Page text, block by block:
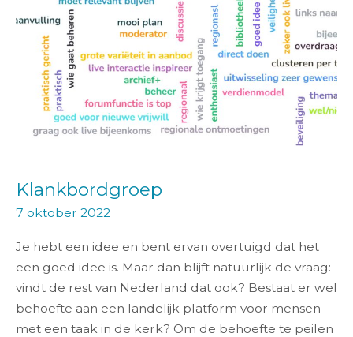
Klankbordgroep
7 oktober 2022
Je hebt een idee en bent ervan overtuigd dat het
een goed idee is. Maar dan blijft natuurlijk de vraag:
vindt de rest van Nederland dat ook? Bestaat er wel
behoefte aan een landelijk platform voor mensen
met een taak in de kerk? Om de behoefte te peilen